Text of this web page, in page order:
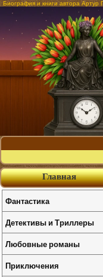
Биография и книги автора Артур
Главная
Фантастика
Детективы и Триллеры
Любовные романы
Приключения